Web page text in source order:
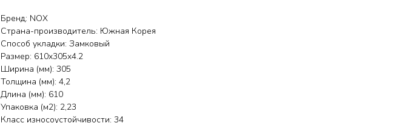
Бренд: NOX
Страна-производитель: Южная Корея
Способ укладки: Замковый
Размер: 610x305x4.2
Ширина (мм): 305
Толщина (мм): 4,2
Длина (мм): 610
Упаковка (м2): 2,23
Класс износоустойчивости: 34